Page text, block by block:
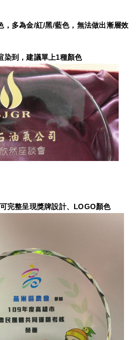
多為金/紅/黑/藍色，無法做出漸層效
到，建議單上1種顏色
整呈現獎牌設計、LOGO顏色